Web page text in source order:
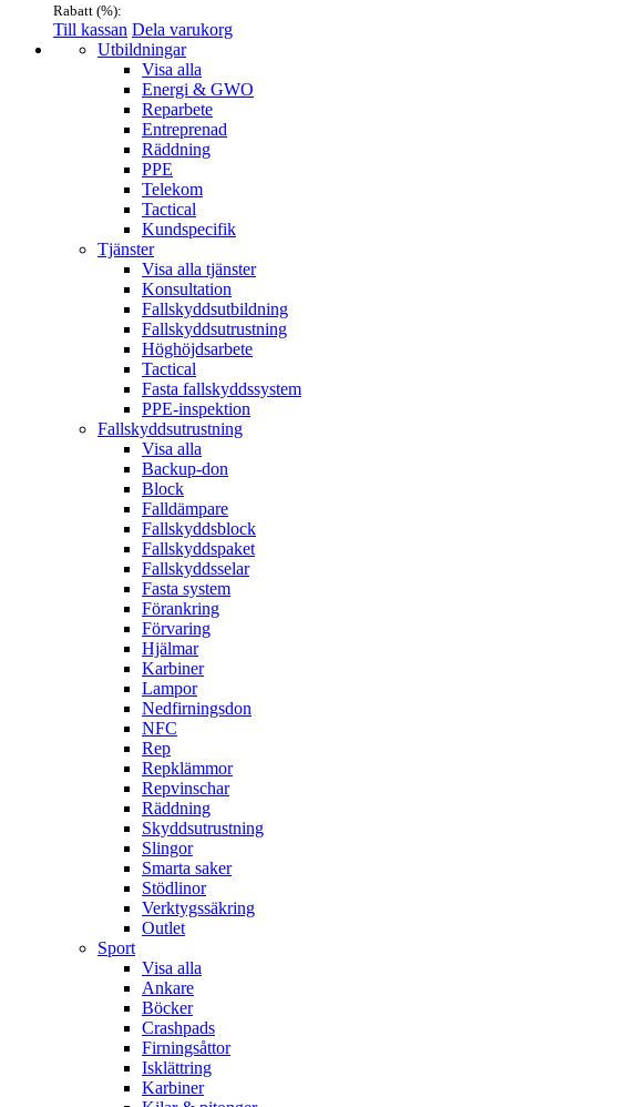
Rabatt (%):
Till kassan Dela varukorg
Menu Utbildningar
Visa alla
Energi & GWO
Reparbete
Entreprenad
Räddning
PPE
Telekom
Tactical
Kundspecifik
Tjänster
Visa alla tjänster
Konsultation
Fallskyddsutbildning
Fallskyddsutrustning
Höghöjdsarbete
Tactical
Fasta fallskyddssystem
PPE-inspektion
Fallskyddsutrustning
Visa alla
Backup-don
Block
Falldämpare
Fallskyddsblock
Fallskyddspaket
Fallskyddsselar
Fasta system
Förankring
Förvaring
Hjälmar
Karbiner
Lampor
Nedfirningsdon
NFC
Rep
Repklämmor
Repvinschar
Räddning
Skyddsutrustning
Slingor
Smarta saker
Stödlinor
Verktygssäkring
Outlet
Sport
Visa alla
Ankare
Böcker
Crashpads
Firningsåttor
Isklättring
Karbiner